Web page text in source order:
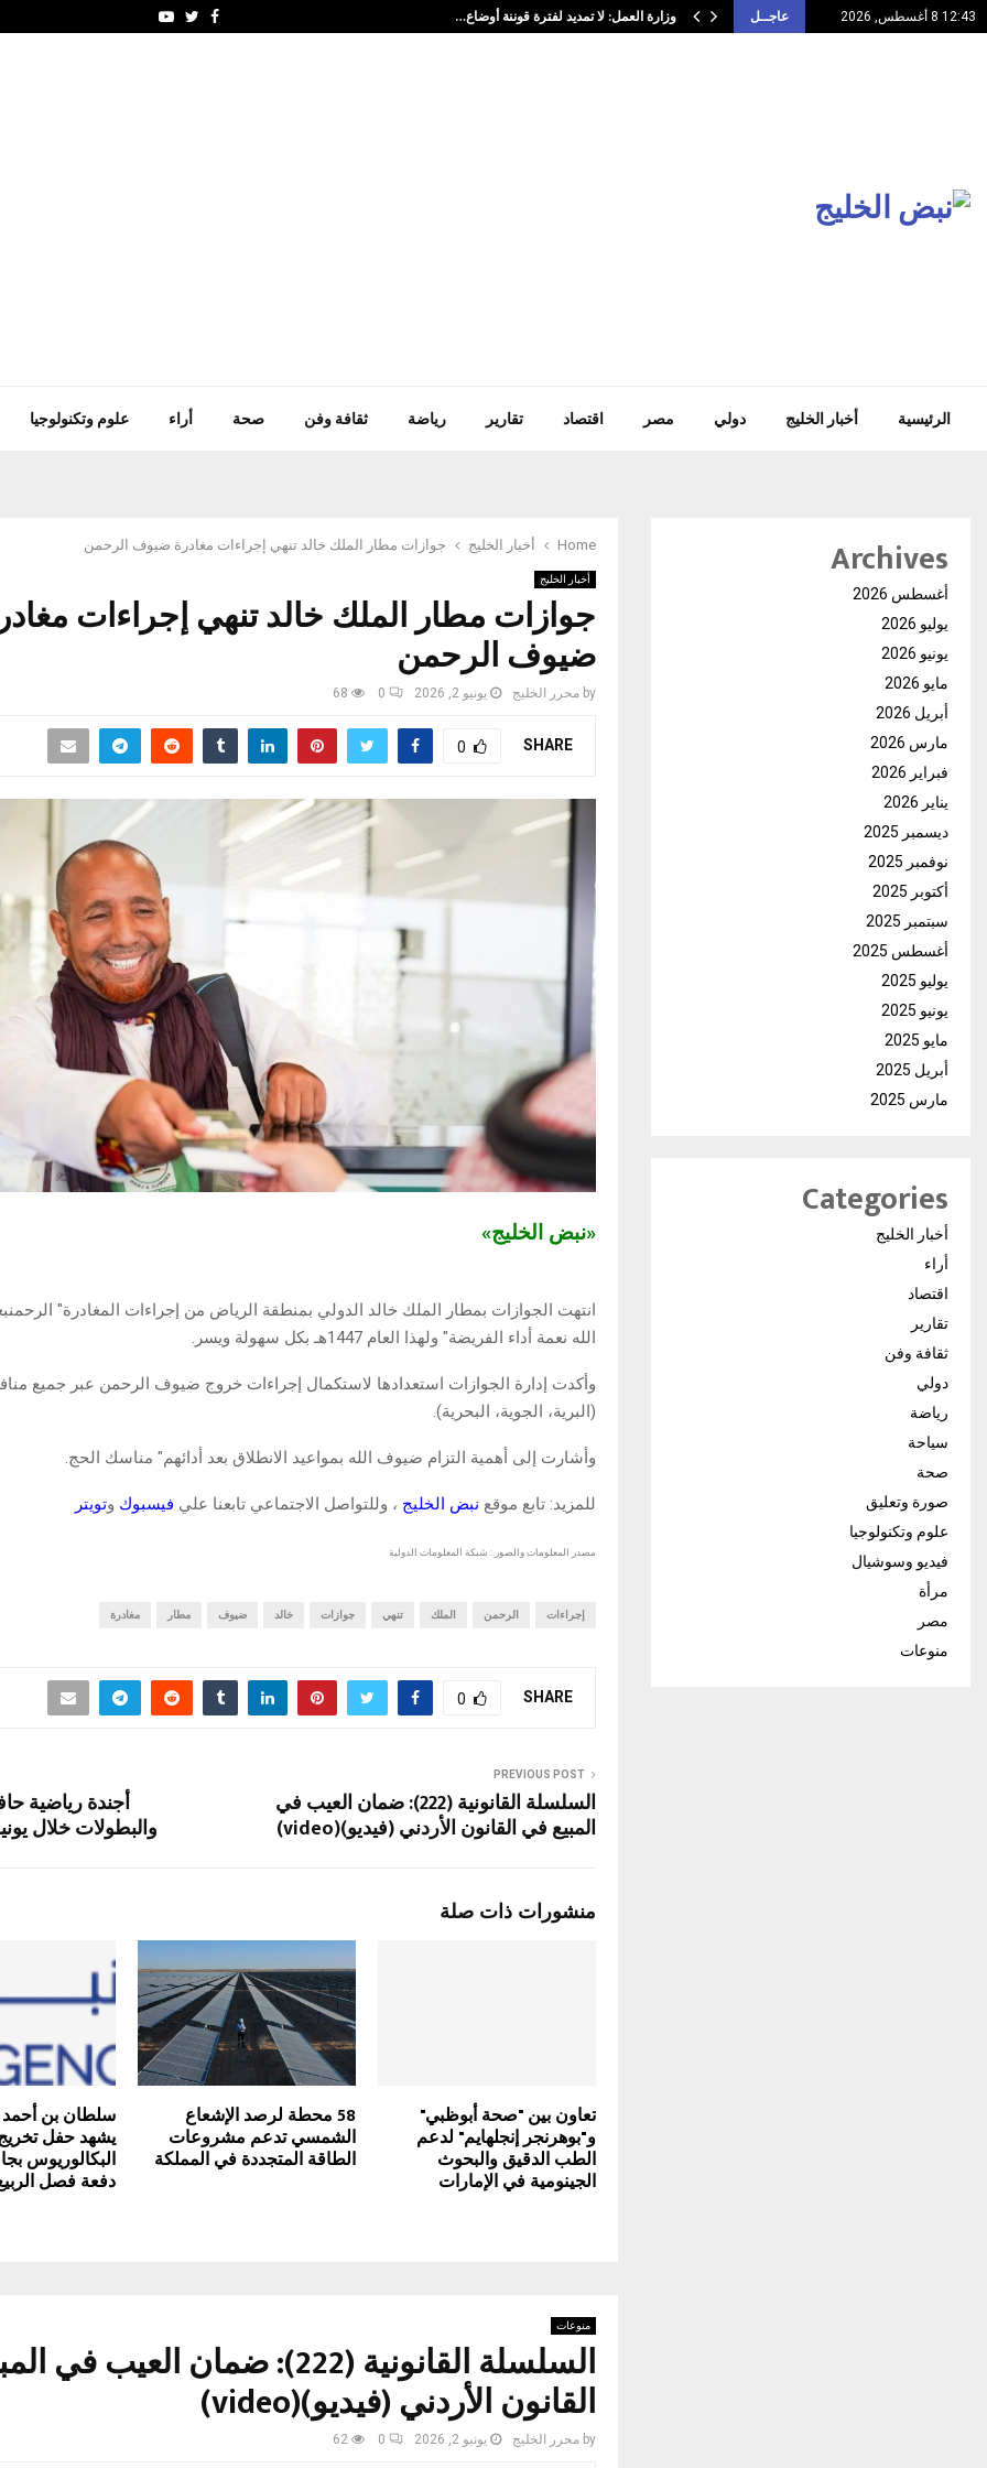
12:43 8 أغسطس, 2026 عاجــل وزارة العمل: لا تمديد لفترة قوننة أوضاع… Facebook
Twitter
Youtube
الرئيسية أخبار الخليج دولي مصر اقتصاد تقارير رياضة ثقافة وفن صحة أراء علوم وتكنولوجيا
Home أخبار الخليج جوازات مطار الملك خالد تنهي إجراءات مغادرة ضيوف الرحمن
أخبار الخليج
جوازات مطار الملك خالد تنهي إجراءات
ضيوف الرحمن
by محرر الخليج يونيو 2, 2026 0
68
SHARE
0
«نبض الخليج»
انتهت الجوازات بمطار الملك خالد الدولي بمنطقة الرياض من إجراءات المغادرة"
الله نعمة أداء الفريضة" ولهذا العام 1447هـ بكل سهولة ويسر.
وأكدت إدارة الجوازات استعدادها لاستكمال إجراءات خروج ضيوف الرحمن عبر جميع
(البرية، الجوية، البحرية).
وأشارت إلى أهمية التزام ضيوف الله بمواعيد الانطلاق بعد أدائهم" مناسك الحج.
للمزيد: تابع موقع نبض الخليج ، وللتواصل الاجتماعي تابعنا علي فيسبوك وتويتر
مصدر المعلومات والصور : شبكة المعلومات الدولية
إجراءات الرحمن الملك تنهي جوازات خالد ضيوف مطار مغادرة
SHARE
0
PREVIOUS POST
السلسلة القانونية (222): ضمان العيب في
المبيع في القانون الأردني (فيديو)(video)
أجندة رياضية
والبطولات خلال
منشورات ذات صلة
تعاون بين "صحة أبوظبي"
و"بوهرنجر إنجلهايم" لدعم
الطب الدقيق والبحوث
الجينومية في الإمارات
58 محطة لرصد الإشعاع
الشمسي تدعم مشروعات
الطاقة المتجددة في المملكة
سلطان بن
يشهد حفل
البكالوريوس
دفعة فصل الربيع
منوعات
السلسلة القانونية (222): ضمان العيب
القانون الأردني (فيديو)(video)
by محرر الخليج يونيو 2, 2026 0
62
Archives
أغسطس 2026
يوليو 2026
يونيو 2026
مايو 2026
أبريل 2026
مارس 2026
فبراير 2026
يناير 2026
ديسمبر 2025
نوفمبر 2025
أكتوبر 2025
سبتمبر 2025
أغسطس 2025
يوليو 2025
يونيو 2025
مايو 2025
أبريل 2025
مارس 2025
Categories
أخبار الخليج
أراء
اقتصاد
تقارير
ثقافة وفن
دولي
رياضة
سياحة
صحة
صورة وتعليق
علوم وتكنولوجيا
فيديو وسوشيال
مرأة
مصر
منوعات